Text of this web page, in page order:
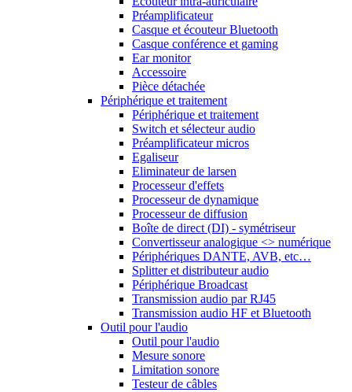
Préamplificateur
Casque et écouteur Bluetooth
Casque conférence et gaming
Ear monitor
Accessoire
Pièce détachée
Périphérique et traitement
Périphérique et traitement
Switch et sélecteur audio
Préamplificateur micros
Egaliseur
Eliminateur de larsen
Processeur d'effets
Processeur de dynamique
Processeur de diffusion
Boîte de direct (DI) - symétriseur
Convertisseur analogique <> numérique
Périphériques DANTE, AVB, etc…
Splitter et distributeur audio
Périphérique Broadcast
Transmission audio par RJ45
Transmission audio HF et Bluetooth
Outil pour l'audio
Outil pour l'audio
Mesure sonore
Limitation sonore
Testeur de câbles